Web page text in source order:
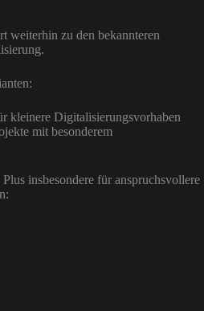
weiterhin zu den bekannteren
kleinere Digitalisierungsvorhaben
mit besonderem
insbesondere für anspruchsvollere